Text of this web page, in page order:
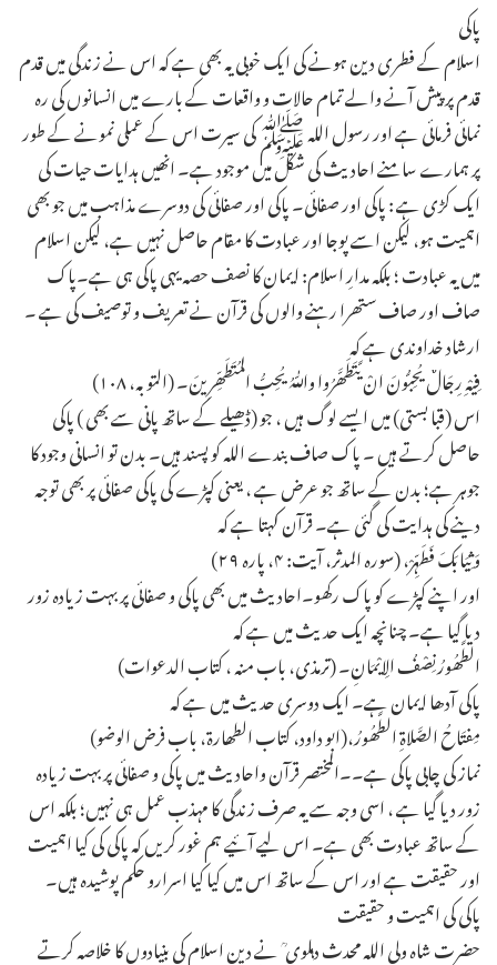
پاکی
اسلام کے فطری دین ہونے کی ایک خوبی یہ بھی ہے کہ اس نے زندگی میں قدم
قدم پر پیش آنے والے تمام حالات و واقعات کے بارے میں انسانوں کی رہ
نمائی فرمائی ہے اور رسول اللہ ﷺ کی سیرت اس کے عملی نمونے کے طور
پر ہمارے سامنے احادیث کی شکل میں موجود ہے۔ انھیں ہدایات حیات کی
ایک کڑی ہے : پاکی اور صفائی۔ پاکی اور صفائی کی دوسرے مذاہب میں جو بھی
اہمیت ہو، لیکن اسے پوجا اور عبادت کا مقام حاصل نہیں ہے، لیکن اسلام
میں یہ عبادت ؛ بلکہ مدارِ اسلام: ایمان کا نصف حصہ یہی پاکی ہی ہے۔پاک
صاف اور صاف ستھرا رہنے والوں کی قرآن نے تعریف و توصیف کی ہے ۔
ارشاد خداوندی ہے کہ
فِیْہِ رِجَالٌ یُحِبُّونَ انْ یَّتَطَھَّرُوا واللّٰہُ یُحِبُّ المُتَطَھِّرِینَ۔ (التوبہ، ۱۰۸)
اس (قبا بستی) میں ایسے لوگ ہیں ، جو (ڈھیلے کے ساتھ پانی سے بھی ) پاکی
حاصل کرتے ہیں ۔ پاک صاف بندے اللہ کو پسند ہیں۔ بدن تو انسانی وجود کا
جوہر ہے؛ بدن کے ساتھ جو عرض ہے ، یعنی کپڑے کی پاکی صفائی پر بھی توجہ
دینے کی ہدایت کی گئی ہے۔ قرآن کہتا ہے کہ
وَ ثِیَابَکَ فَطَہِّرْ، (سورہ المدثر، آیت: ۴، پارہ ۲۹)
اور اپنے کپڑے کو پاک رکھو۔احادیث میں بھی پاکی و صفائی پر بہت زیادہ زور
دیا گیا ہے۔ چنانچہ ایک حدیث میں ہے کہ
الطَّھُورُنِصْفُ الِایْمَانِ۔ (ترمذی، باب منہ ، کتاب الدعوات)
پاکی آدھا ایمان ہے۔ ایک دوسری حدیث میں ہے کہ
مِفتَاحُ الصَّلاۃِ الطَّھُورُ،(ابو داود، کتاب الطھارۃ، باب فرض الوضو)
نماز کی چابی پاکی ہے۔۔المختصر قرآن واحادیث میں پاکی و صفائی پر بہت زیادہ
زور دیا گیا ہے ، اسی وجہ سے یہ صرف زندگی کا مہذب عمل ہی نہیں؛ بلکہ اس
کے ساتھ عبادت بھی ہے۔ اس لیے آئیے ہم غور کریں کہ پاکی کی کیا اہمیت
اور حقیقت ہے اور اس کے ساتھ اس میں کیا کیا اسرارو حکم پوشیدہ ہیں۔
پاکی کی اہمیت و حقیقت
حضرت شاہ ولی اللہ محدث دہلوی ؒ نے دین اسلام کی بنیادوں کا خلاصہ کرتے